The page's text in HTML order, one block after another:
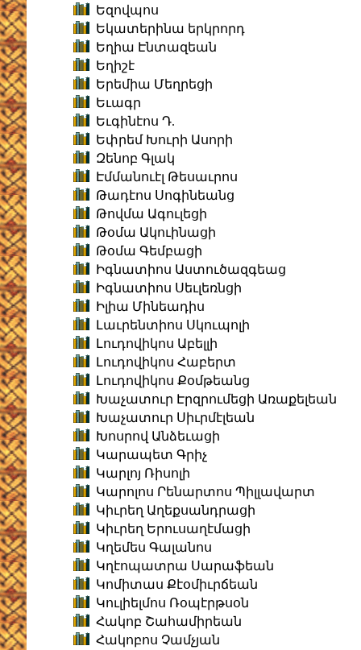
Եզովպոս
Եկատերինա երկրորդ
Եղիա Էնտազեան
Եղիշէ
Երեմիա Մեղրեցի
Եւագր
Եւգինէոս Դ.
Եփրեմ Խուրի Ասորի
Զենոբ Գլակ
Էմմանուէլ Թեսաւրոս
Թադէոս Սոգինեանց
Թովմա Ագուլեցի
Թօմա Ակուինացի
Թօմա Գեմբացի
Իգնատիոս Աստուծազգեաց
Իգնատիոս Սեւլեռնցի
Իլիա Մինեադիս
Լաւրենտիոս Սկուպոլի
Լուդովիկոս Աբելլի
Լուդովիկոս Հաբերտ
Լուդովիկոս Քօմթեանց
Խաչատուր Էրզրումեցի Առաքելեան
Խաչատուր Սիւրմէլեան
Խոսրով Անձեւացի
Կարապետ Գրիչ
Կարլոյ Ռիսոլի
Կարոլոս Րենարտոս Պիլլավարտ
Կիւրեղ Աղեքսանդրացի
Կիւրեղ Երուսաղէմացի
Կղեմես Գալանոս
Կղէոպատրա Սարաֆեան
Կոմիտաս Քէօմիւրճեան
Կուլիելմոս Ռօպէրթսօն
Հակոբ Շահամիրեան
Հակոբոս Չամչյան